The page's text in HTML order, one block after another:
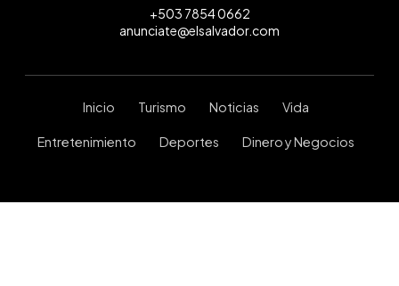
+503 7854 0662
anunciate@elsalvador.com
Inicio Turismo Noticias Vida
Entretenimiento Deportes Dinero y Negocios